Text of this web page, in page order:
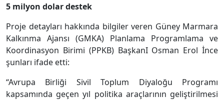
5 milyon dolar destek
Proje detayları hakkında bilgiler veren Güney Marmara
Kalkınma Ajansı (GMKA) Planlama Programlama ve
Koordinasyon Birimi (PPKB) BaşkanI Osman Erol İnce
şunları ifade etti:
“Avrupa Birliği Sivil Toplum Diyaloğu Programı
kapsamında geçen yıl politika araçlarının geliştirilmesi